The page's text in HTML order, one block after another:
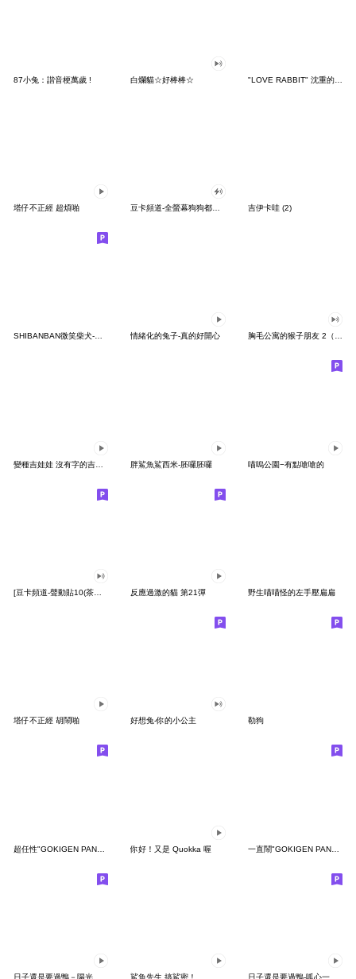
87小兔：諧音梗萬歲 ! 白爛貓☆好棒棒☆ "LOVE RABBIT" 沈重的愛 台灣版
塔仔不正經 超煩啪 吉伊卡哇 (2)
SHIBANBAN微笑柴犬-廢柴寶寶日常 情緒化的兔子-真的好開心 胸毛公寓的猴子朋友 2（有聲動態）
胖鯊魚鯊西米-胚囉胚囉 喵嗚公園−有點嗆嗆的
反應過激的貓 第21彈 野生喵喵怪的左手壓扁扁
塔仔不正經 胡鬧啪 好想兔-你的小公主 勒狗
你好！又是 Quokka 喔 一直鬧"GOKIGEN PANDA" 台灣版
鯊魚先生 搞鯊密！ 日子還是要過鴨-呱心一下鴨